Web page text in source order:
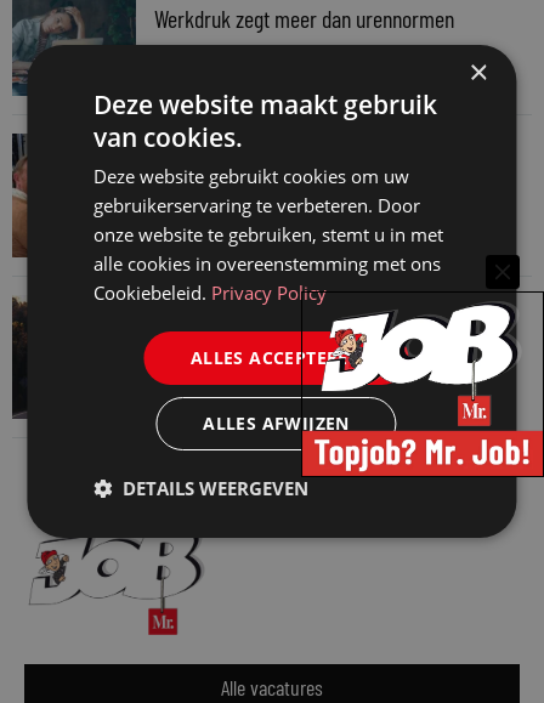
Werkdruk zegt meer dan urennormen
7 augustus 2026
VAN ONZE KENNISPARTNERS
Martin Woodward: waarom geen enkel
advocatenkantoor hetzelfde kan blijven
4 augustus 2026
VAN ONZE KENNISPARTNERS
Waarom standaard carrièrepaden talent
kosten
31 juli 2026
Alle vacatures
×
Deze website maakt gebruik
van cookies.
Deze website gebruikt cookies om uw
gebruikerservaring te verbeteren. Door
onze website te gebruiken, stemt u in met
alle cookies in overeenstemming met ons
Cookiebeleid. Privacy Policy
ALLES ACCEPTEREN
ALLES AFWIJZEN
DETAILS WEERGEVEN